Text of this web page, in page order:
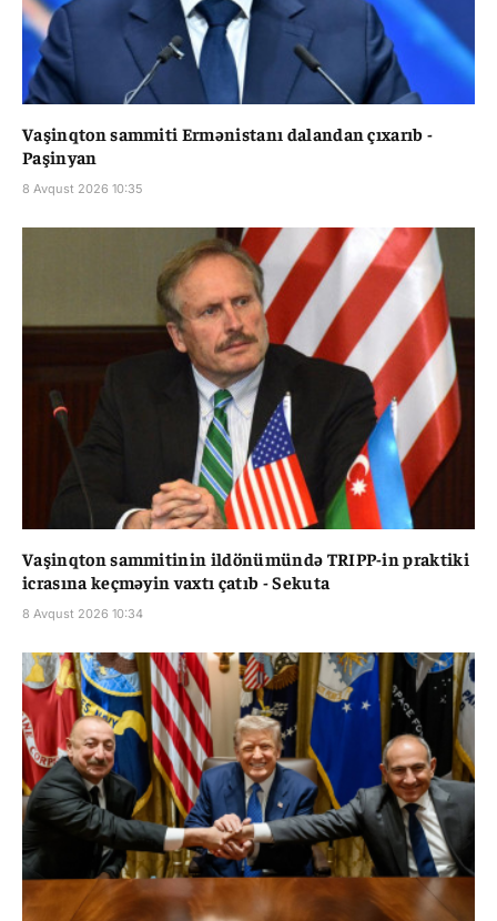
Vaşinqton sammiti Ermənistanı dalandan çıxarıb -
Paşinyan
8 Avqust 2026 10:35
Vaşinqton sammitinin ildönümündə TRIPP-in praktiki
icrasına keçməyin vaxtı çatıb - Sekuta
8 Avqust 2026 10:34